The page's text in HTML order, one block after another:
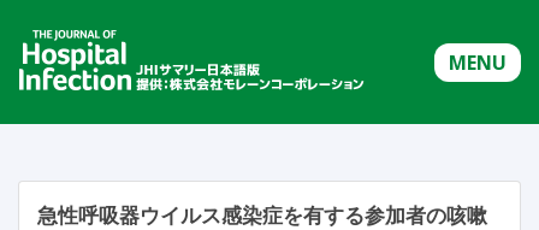
MENU
急性呼吸器ウイルス感染症を有する参加者の咳嗽